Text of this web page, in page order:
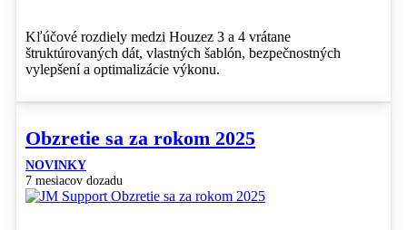
Kľúčové rozdiely medzi Houzez 3 a 4 vrátane
štruktúrovaných dát, vlastných šablón, bezpečnostných
vylepšení a optimalizácie výkonu.
Obzretie sa za rokom 2025
NOVINKY
7 mesiacov dozadu